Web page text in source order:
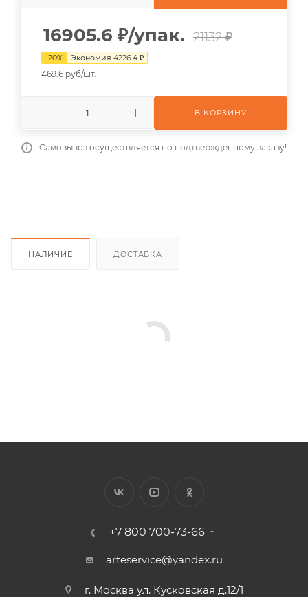
16905.6 ₽/упак. 21132 ₽
-20% Экономия 4226.4 ₽
469.6 руб/шт.
В КОРЗИНУ
Самовывоз осуществляется по подтвержденному заказу!
НАЛИЧИЕ ДОСТАВКА
+7 800 700-73-66
arteservice@yandex.ru
г. Москва ул. Кусковская д.12/1